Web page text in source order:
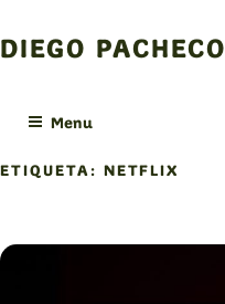
to
content
DIEGO PACHECO
Menu
ETIQUETA: NETFLIX